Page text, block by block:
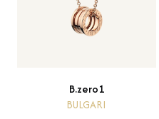
B.zero1
BULGARI